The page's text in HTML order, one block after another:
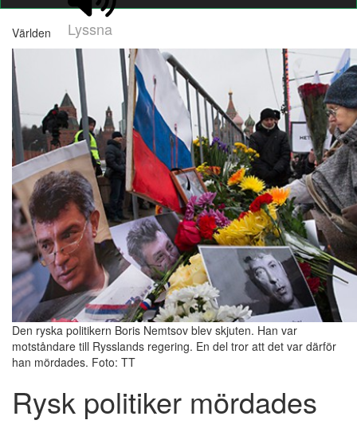
Lyssna
Världen
Den ryska politikern Boris Nemtsov blev skjuten. Han var
motståndare till Rysslands regering. En del tror att det var därför
han mördades. Foto: TT
Rysk politiker mördades